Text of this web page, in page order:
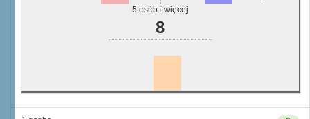
5 osób i więcej
8